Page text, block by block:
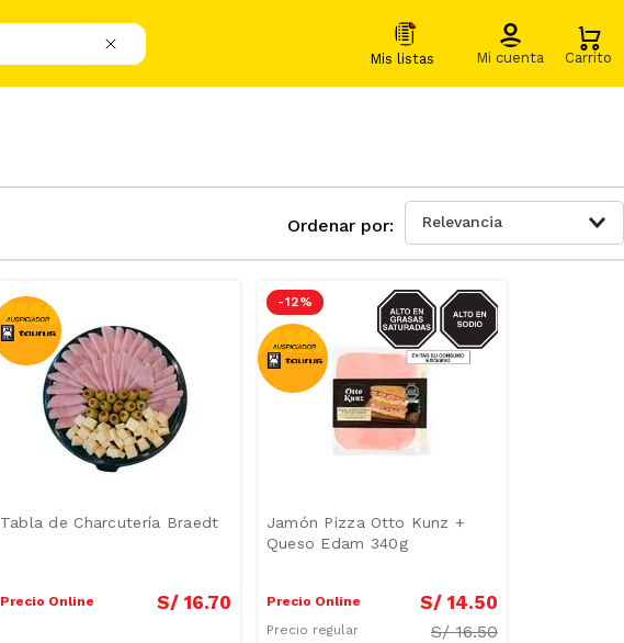
Relevancia
Tabla de Charcutería Braedt
Precio Online S/ 16.70
-12 %
SODIO/GRASAS-
SAT
Jamón Pizza Otto Kunz +
Queso Edam 340g
Precio Online S/ 14.50
Precio regular S/16.50